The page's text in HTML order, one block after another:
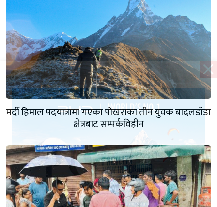
मर्दी हिमाल पदयात्रामा गएका पोखराका तीन युवक बादलडाँडा
क्षेत्रबाट सम्पर्कविहीन